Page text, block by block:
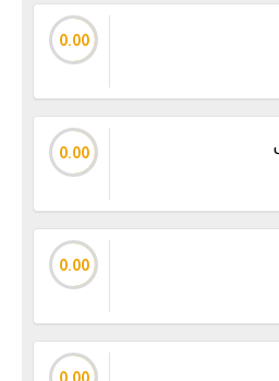
0.00
0.00
0.00
0.00